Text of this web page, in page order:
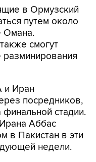
в Ормузский
путем около
Омана.
смогут
разминирования
и Иран
посредников,
финальной стадии.
Аббас
в Пакистан в эти
недели.